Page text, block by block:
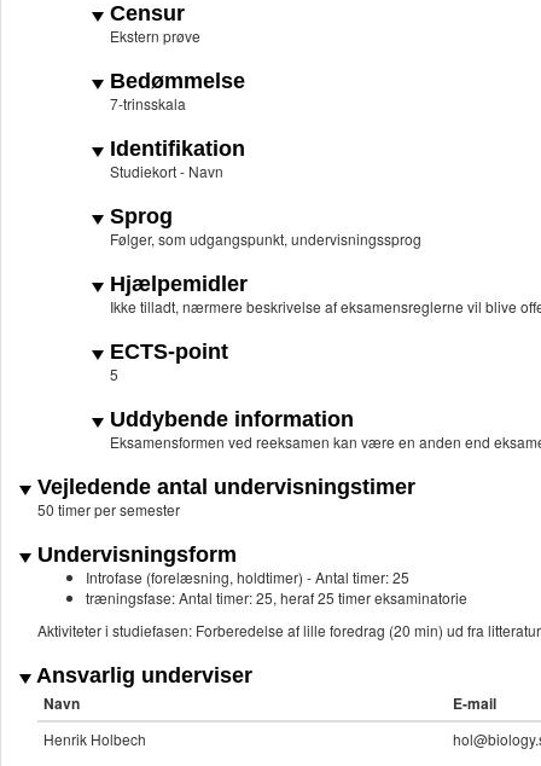
Censur
Ekstern prøve
Bedømmelse
7-trinsskala
Identifikation
Studiekort - Navn
Sprog
Følger, som udgangspunkt, undervisningssprog
Hjælpemidler
Ikke tilladt, nærmere beskrivelse af eksamensreglerne vil blive
ECTS-point
5
Uddybende information
Eksamensformen ved reeksamen kan være en anden end
Vejledende antal undervisningstimer
50 timer per semester
Undervisningsform
Introfase (forelæsning, holdtimer) - Antal timer: 25
træningsfase: Antal timer: 25, heraf 25 timer eksaminatorie
Aktiviteter i studiefasen: Forberedelse af lille foredrag (20 min) ud fra
Ansvarlig underviser
Navn E-mail
Henrik Holbech